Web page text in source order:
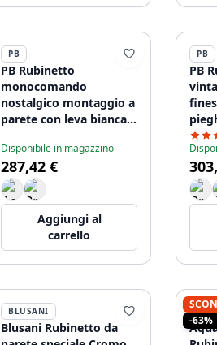
PB
PB Rubinetto
monocomando
nostalgico montaggio a
parete con leva bianca
Disponibile in magazzino
287,42 €
Aggiungi al
carrello
PB
PB
BLUSANI
Blusani Rubinetto da
-63%